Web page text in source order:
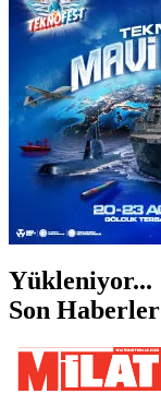
ŞANLIURFA
ŞIRNAK
Yükleniyor...
Son Haberler